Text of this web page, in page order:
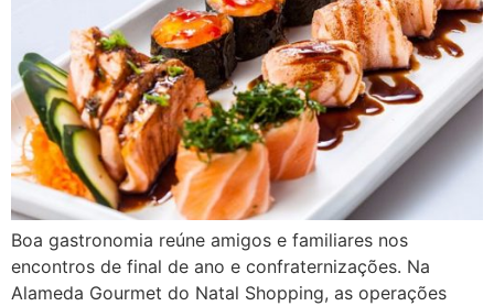
Boa gastronomia reúne amigos e familiares nos
encontros de final de ano e confraternizações. Na
Alameda Gourmet do Natal Shopping, as operações